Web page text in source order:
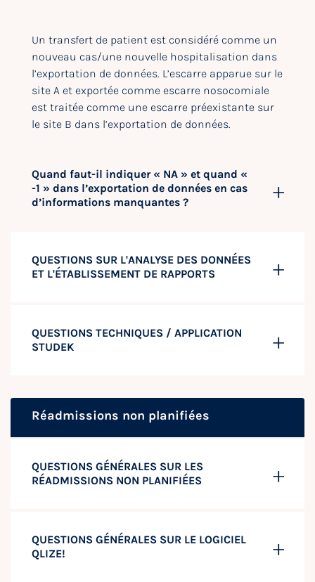
Un transfert de patient est considéré comme un
nouveau cas/une nouvelle hospitalisation dans
l’exportation de données. L’escarre apparue sur le
site A et exportée comme escarre nosocomiale
est traitée comme une escarre préexistante sur
le site B dans l’exportation de données.
Quand faut-il indiquer « NA » et quand «
-1 » dans l’exportation de données en cas
d’informations manquantes ?
QUESTIONS SUR L'ANALYSE DES DONNÉES
ET L'ÉTABLISSEMENT DE RAPPORTS
QUESTIONS TECHNIQUES / APPLICATION
STUDEK
Réadmissions non planifiées
QUESTIONS GÉNÉRALES SUR LES
RÉADMISSIONS NON PLANIFIÉES
QUESTIONS GÉNÉRALES SUR LE LOGICIEL
QLIZE!